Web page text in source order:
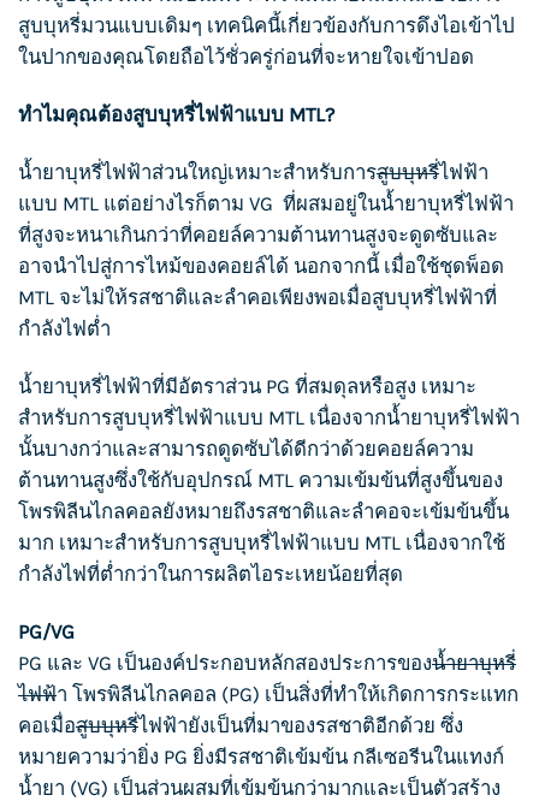
สูบบุหรี่มวนแบบเดิมๆ เทคนิคนี้เกี่ยวข้องกับการดึงไอเข้าไป
ในปากของคุณโดยถือไว้ชั่วครู่ก่อนที่จะหายใจเข้าปอด
ทำไมคุณต้องสูบบุหรี่ไฟฟ้าแบบ MTL?
น้ำยาบุหรี่ไฟฟ้าส่วนใหญ่เหมาะสำหรับการสูบบุหรี่ไฟฟ้า
แบบ MTL แต่อย่างไรก็ตาม VG ที่ผสมอยู่ในน้ำยาบุหรี่ไฟฟ้า
ที่สูงจะหนาเกินกว่าที่คอยล์ความต้านทานสูงจะดูดซับและ
อาจนำไปสู่การไหม้ของคอยล์ได้ นอกจากนี้ เมื่อใช้ชุดพ็อด
MTL จะไม่ให้รสชาติและลำคอเพียงพอเมื่อสูบบุหรี่ไฟฟ้าที่
กำลังไฟต่ำ
น้ำยาบุหรี่ไฟฟ้าที่มีอัตราส่วน PG ที่สมดุลหรือสูง เหมาะ
สำหรับการสูบบุหรี่ไฟฟ้าแบบ MTL เนื่องจากน้ำยาบุหรี่ไฟฟ้า
นั้นบางกว่าและสามารถดูดซับได้ดีกว่าด้วยคอยล์ความ
ต้านทานสูงซึ่งใช้กับอุปกรณ์ MTL ความเข้มข้นที่สูงขึ้นของ
โพรพิลีนไกลคอลยังหมายถึงรสชาติและลำคอจะเข้มข้นขึ้น
มาก เหมาะสำหรับการสูบบุหรี่ไฟฟ้าแบบ MTL เนื่องจากใช้
กำลังไฟที่ต่ำกว่าในการผลิตไอระเหยน้อยที่สุด
PG/VG
PG และ VG เป็นองค์ประกอบหลักสองประการของน้ำยาบุหรี่
ไฟฟ้า โพรพิลีนไกลคอล (PG) เป็นสิ่งที่ทำให้เกิดการกระแทก
คอเมื่อสูบบุหรี่ไฟฟ้ายังเป็นที่มาของรสชาติอีกด้วย ซึ่ง
หมายความว่ายิ่ง PG ยิ่งมีรสชาติเข้มข้น กลีเซอรีนในแทงก์
น้ำยา (VG) เป็นส่วนผสมที่เข้มข้นกว่ามากและเป็นตัวสร้าง